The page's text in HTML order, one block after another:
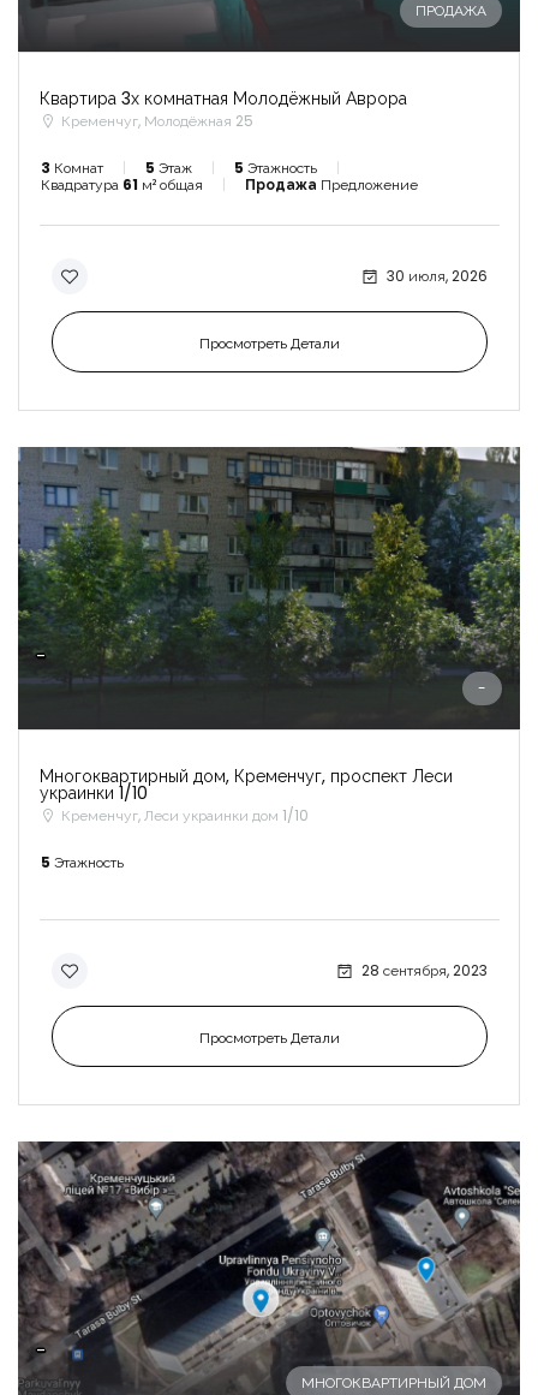
ПРОДАЖА
Квартира 3х комнатная Молодёжный Аврора
Кременчуг, Молодёжная 25
3 Комнат 5 Этаж 5 Этажность
Квадратура 61 м² общая Продажа Предложение
30 июля, 2026
Просмотреть Детали
-
-
Многоквартирный дом, Кременчуг, проспект Леси
украинки 1/10
Кременчуг, Леси украинки дом 1/10
5 Этажность
28 сентября, 2023
Просмотреть Детали
-
МНОГОКВАРТИРНЫЙ ДОМ